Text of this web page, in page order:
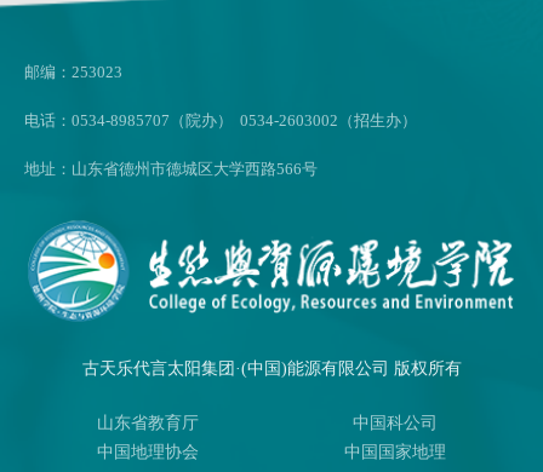
邮编：253023
电话：0534-8985707（院办） 0534-2603002（招生办）
地址：山东省德州市德城区大学西路566号
古天乐代言太阳集团·(中国)能源有限公司 版权所有
山东省教育厅
中国科公司
中国地理协会
中国国家地理